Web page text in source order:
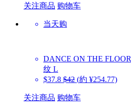
关注商品 购物车
当天购
DANCE ON THE FLOOR
纹 L
$37.8 $42 (約 ¥254.77)
关注商品 购物车